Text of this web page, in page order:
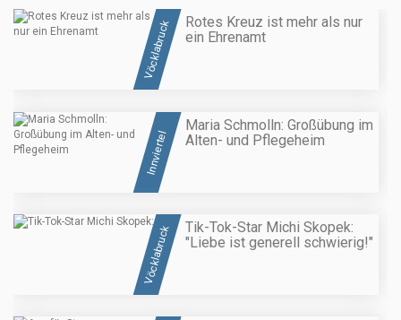
Vöcklabruck
Rotes Kreuz ist mehr als nur
ein Ehrenamt
Innviertel
Maria Schmolln: Großübung im
Alten- und Pflegeheim
Vöcklabruck
Tik-Tok-Star Michi Skopek:
"Liebe ist generell schwierig!"